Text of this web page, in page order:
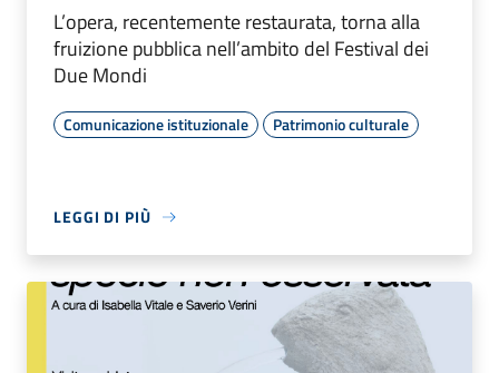
L’opera, recentemente restaurata, torna alla
fruizione pubblica nell’ambito del Festival dei
Due Mondi
Comunicazione istituzionale Patrimonio culturale
LEGGI DI PIÙ